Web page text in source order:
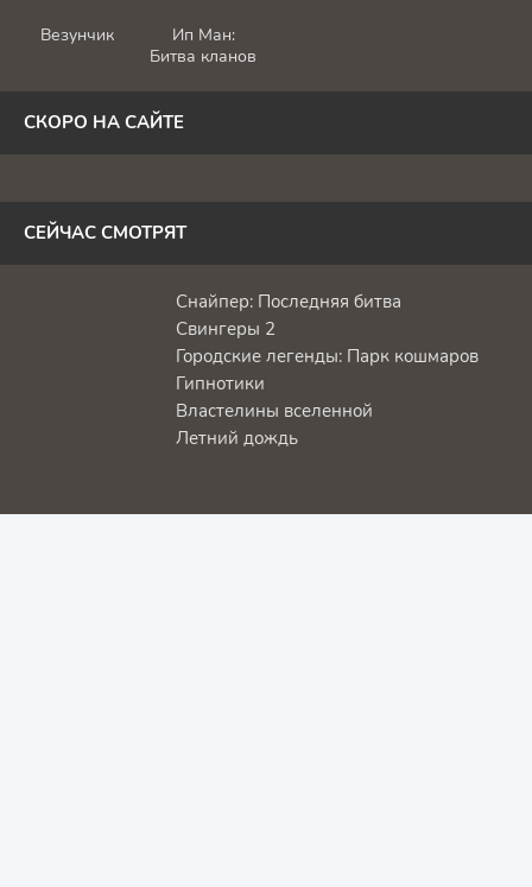
Везунчик
Ип Ман:
Битва кланов
СКОРО НА САЙТЕ
СЕЙЧАС СМОТРЯТ
Снайпер: Последняя битва
Свингеры 2
Городские легенды: Парк кошмаров
Гипнотики
Властелины вселенной
Летний дождь